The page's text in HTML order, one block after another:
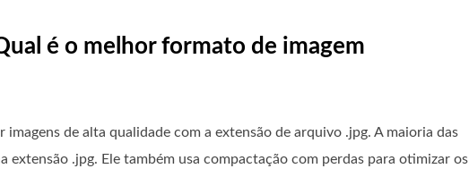
é o melhor formato de imagem
de alta qualidade com a extensão de arquivo .jpg. A maioria das
extensão .jpg. Ele também usa compactação com perdas para otimizar os